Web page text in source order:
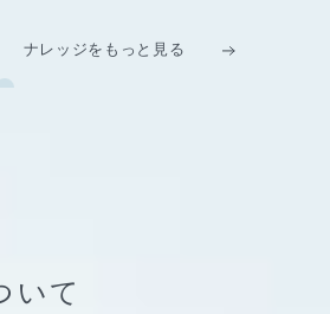
ナレッジをもっと見る
いて